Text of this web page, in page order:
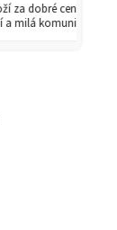
dobré ceny, rychlé
komunikace.